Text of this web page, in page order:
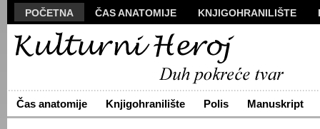
POČETNA ČAS ANATOMIJE KNJIGOHRANILIŠTE
MANUSKRIPT
VIZUALI
ARHIVA
O NAMA ŽIVA REČ KONTAKT
Čas anatomije Knjigohranilište Polis Manuskript